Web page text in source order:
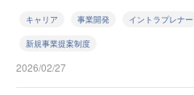
キャリア 事業開発 イントラプレナー
新規事業提案制度
2026/02/27